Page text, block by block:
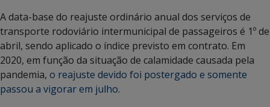
A data-base do reajuste ordinário anual dos serviços de
transporte rodoviário intermunicipal de passageiros é 1º de
abril, sendo aplicado o índice previsto em contrato. Em
2020, em função da situação de calamidade causada pela
pandemia, o reajuste devido foi postergado e somente
passou a vigorar em julho.